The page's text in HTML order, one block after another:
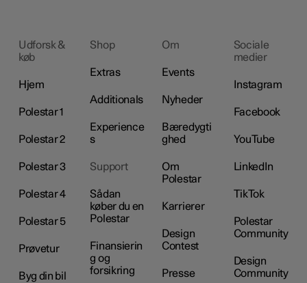
Udforsk &
køb
Hjem
Polestar 1
Polestar 2
Polestar 3
Polestar 4
Polestar 5
Prøvetur
Byg din bil
Shop
Extras
Additionals
Experience
s
Support
Sådan
køber du en
Polestar
Finansierin
g og
forsikring
Om
Events
Nyheder
Bæredygti
ghed
Om
Polestar
Karrierer
Design
Contest
Presse
Sociale
medier
Instagram
Facebook
YouTube
LinkedIn
TikTok
Polestar
Community
Design
Community